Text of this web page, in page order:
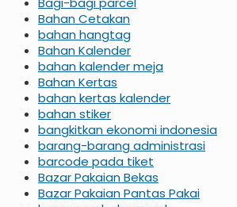
Bahan Cetakan
bahan hangtag
Bahan Kalender
bahan kalender meja
Bahan Kertas
bahan kertas kalender
bahan stiker
bangkitkan ekonomi indonesia
barang-barang administrasi
barcode pada tiket
Bazar Pakaian Bekas
Bazar Pakaian Pantas Pakai